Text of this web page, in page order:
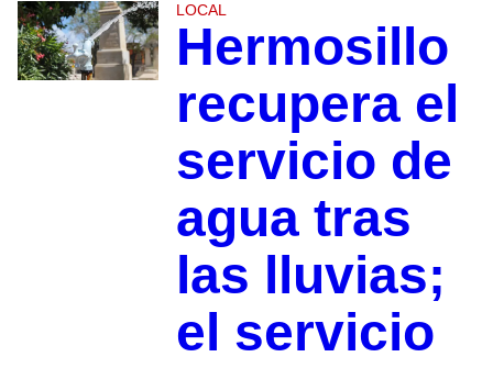
LOCAL
Hermosillo
recupera el
servicio de
agua tras
las lluvias;
el servicio